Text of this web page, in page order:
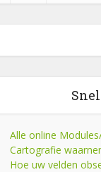
Alle online
Cartografie
Hoe uw velden